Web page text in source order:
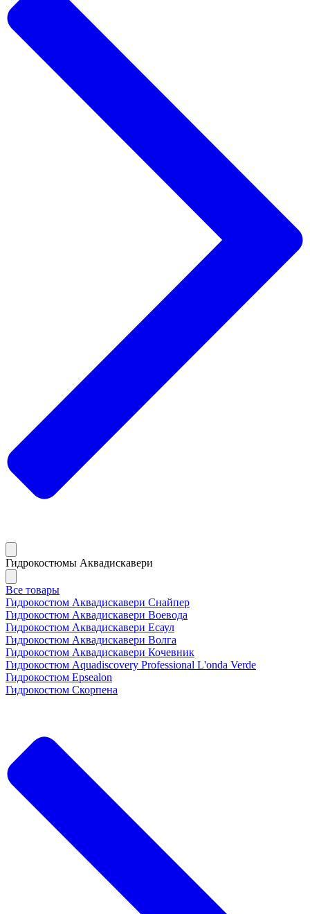
Гидрокостюмы Аквадискавери
Все товары
Гидрокостюм Аквадискавери Снайпер
Гидрокостюм Аквадискавери Воевода
Гидрокостюм Аквадискавери Есаул
Гидрокостюм Аквадискавери Волга
Гидрокостюм Аквадискавери Кочевник
Гидрокостюм Aquadiscovery Professional L'onda Verde
Гидрокостюм Epsealon
Гидрокостюм Скорпена